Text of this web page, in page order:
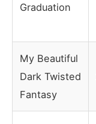
Graduation
My Beautiful
Dark Twisted
Fantasy